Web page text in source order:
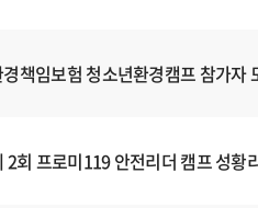
책임보험 청소년환경캠프 참가자
2회 프로미119 안전리더 캠프 성황